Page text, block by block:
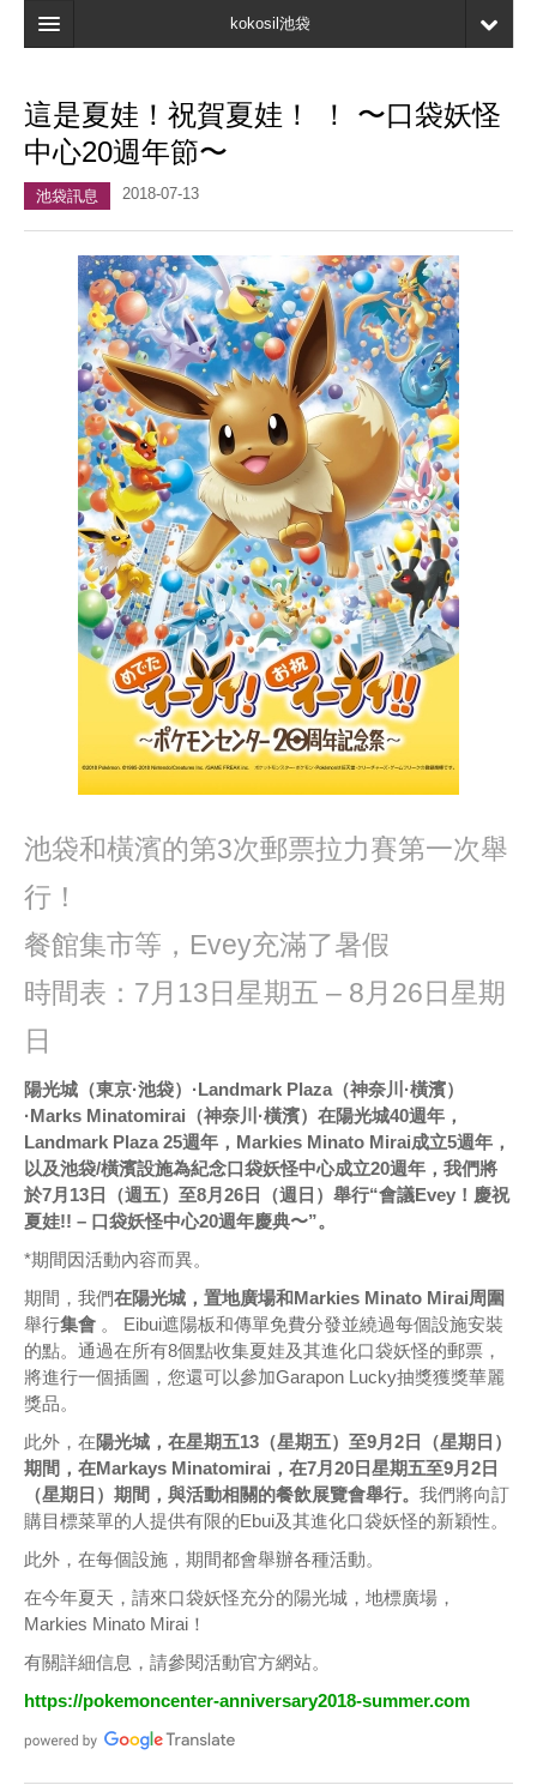
kokosil池袋
地圖
最新資訊
我的頁面
書簽
這是夏娃！祝賀夏娃！ ！ 〜口袋妖怪
中心20週年節〜
池袋訊息 2018-07-13
池袋和橫濱的第3次郵票拉力賽第一次舉
行！
餐館集市等，Evey充滿了暑假
時間表：7月13日星期五 – 8月26日星期
日
陽光城（東京·池袋）·Landmark Plaza（神奈川·橫濱）
·Marks Minatomirai（神奈川·橫濱）在陽光城40週年，
Landmark Plaza 25週年，Markies Minato Mirai成立5週年，
以及池袋/橫濱設施為紀念口袋妖怪中心成立20週年，我們將
於7月13日（週五）至8月26日（週日）舉行“會議Evey！慶祝
夏娃!! – 口袋妖怪中心20週年慶典〜”。
*期間因活動內容而異。
期間，我們在陽光城，置地廣​​場和Markies Minato Mirai周圍
舉行集會 。 Eibui遮陽板和傳單免費分發並繞過每個設施安裝
的點。通過在所有8個點收集夏娃及其進化口袋妖怪的郵票，
將進行一個插圖，您還可以參加Garapon Lucky抽獎獲獎華麗
獎品。
此外，在陽光城，在星期五13（星期五）至9月2日（星期日）
期間，在Markays Minatomirai，在7月20日星期五至9月2日
（星期日）期間，與活動相關的餐飲展覽會舉行。 我們將向訂
購目標菜單的人提供有限的Ebui及其進化口袋妖怪的新穎性。
此外，在每個設施，期間都會舉辦各種活動。
在今年夏天，請來口袋妖怪充分的陽光城，地標廣場，
Markies Minato Mirai！
有關詳細信息，請參閱活動官方網站。
https://pokemoncenter-anniversary2018-summer.com